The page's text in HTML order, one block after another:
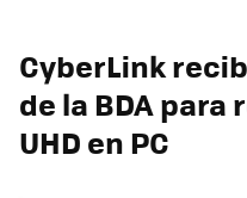
CyberLink
de la BDA
UHD en PC